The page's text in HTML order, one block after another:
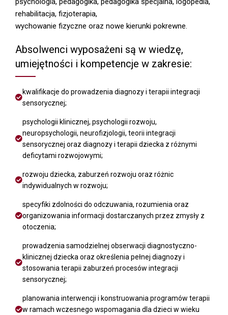
rehabilitacja, fizjoterapia,
wychowanie fizyczne oraz nowe kierunki pokrewne.
Absolwenci wyposażeni są w wiedzę,
umiejętności i kompetencje w zakresie:
kwalifikacje do prowadzenia diagnozy i terapii integracji
sensorycznej;
psychologii klinicznej, psychologii rozwoju,
neuropsychologii, neurofizjologii, teorii integracji
sensorycznej oraz diagnozy i terapii dziecka z różnymi
deficytami rozwojowymi;
rozwoju dziecka, zaburzeń rozwoju oraz różnic
indywidualnych w rozwoju;
specyfiki zdolności do odczuwania, rozumienia oraz
organizowania informacji dostarczanych przez zmysły z
otoczenia;
prowadzenia samodzielnej obserwacji diagnostyczno-
klinicznej dziecka oraz określenia pełnej diagnozy i
stosowania terapii zaburzeń procesów integracji
sensorycznej;
planowania interwencji i konstruowania programów terapii
w ramach wczesnego wspomagania dla dzieci w wieku